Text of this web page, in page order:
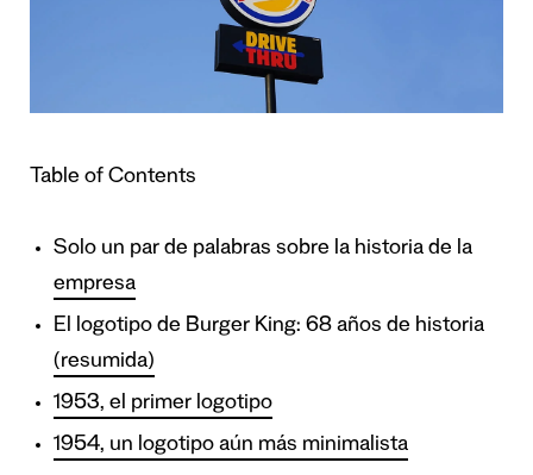
Table of Contents
Solo un par de palabras sobre la historia de la
empresa
El logotipo de Burger King: 68 años de historia
(resumida)
1953, el primer logotipo
1954, un logotipo aún más minimalista